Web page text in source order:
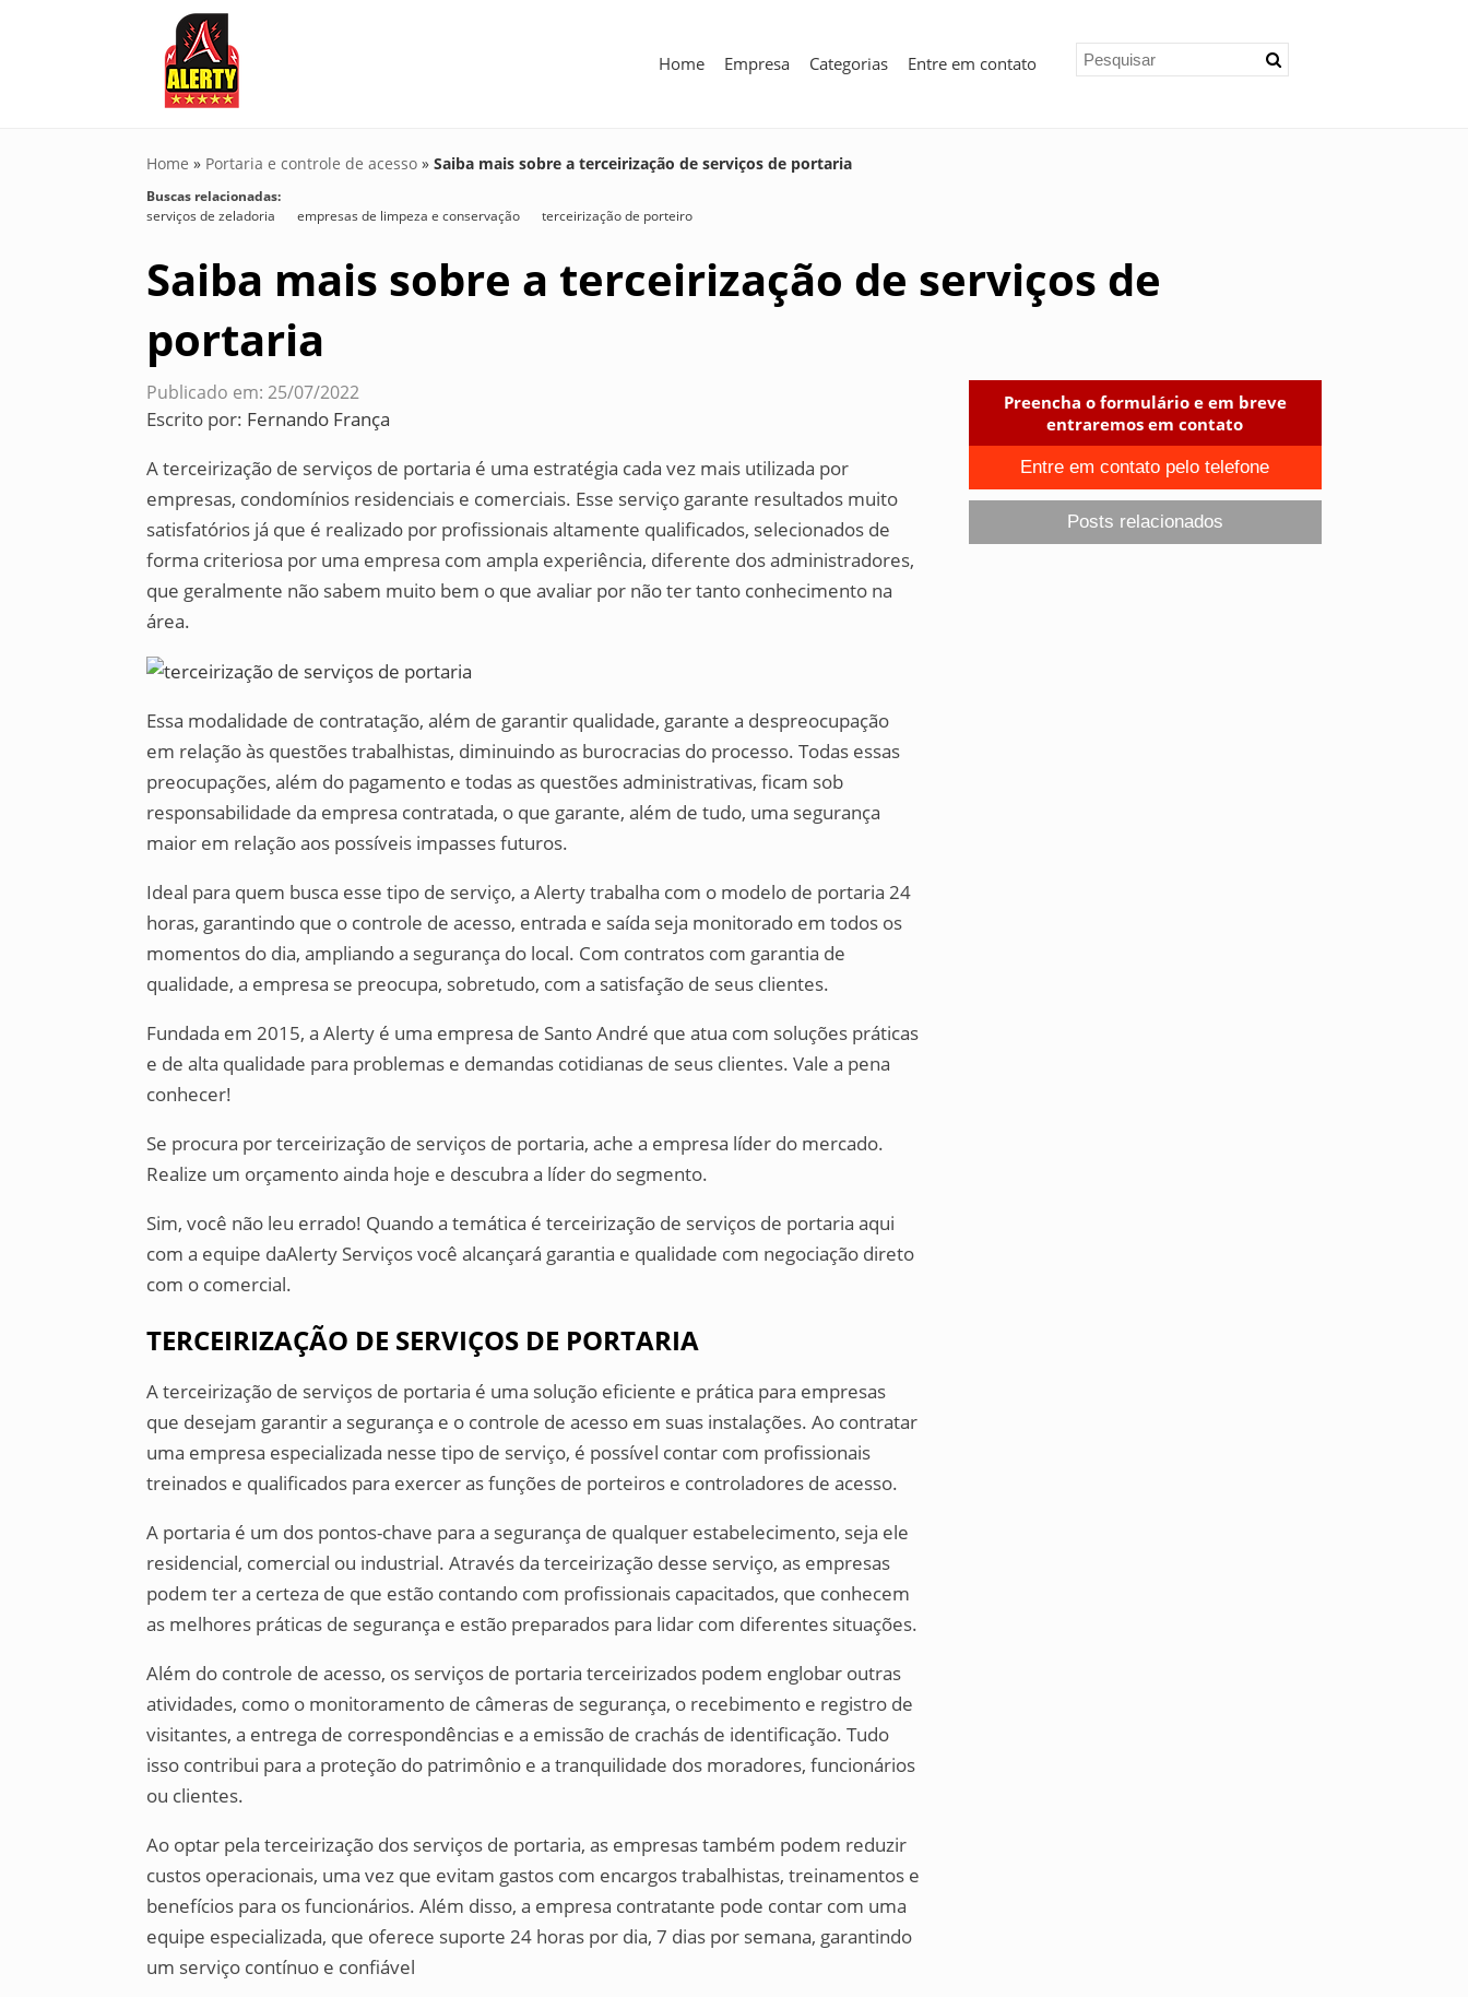
Home Empresa Categorias Entre em contato
Home » Portaria e controle de acesso »Saiba mais sobre a terceirização de serviços de portaria
Buscas relacionadas:
serviços de zeladoria
empresas de limpeza e conservação terceirização de porteiro
Saiba mais sobre a terceirização de serviços de
portaria
Publicado em: 25/07/2022
Escrito por: Fernando França
A terceirização de serviços de portaria é uma estratégia cada vez mais utilizada por
empresas, condomínios residenciais e comerciais. Esse serviço garante resultados muito
satisfatórios já que é realizado por profissionais altamente qualificados, selecionados de
forma criteriosa por uma empresa com ampla experiência, diferente dos administradores,
que geralmente não sabem muito bem o que avaliar por não ter tanto conhecimento na
área.
Essa modalidade de contratação, além de garantir qualidade, garante a despreocupação
em relação às questões trabalhistas, diminuindo as burocracias do processo. Todas essas
preocupações, além do pagamento e todas as questões administrativas, ficam sob
responsabilidade da empresa contratada, o que garante, além de tudo, uma segurança
maior em relação aos possíveis impasses futuros.
Ideal para quem busca esse tipo de serviço, a Alerty trabalha com o modelo de portaria 24
horas, garantindo que o controle de acesso, entrada e saída seja monitorado em todos os
momentos do dia, ampliando a segurança do local. Com contratos com garantia de
qualidade, a empresa se preocupa, sobretudo, com a satisfação de seus clientes.
Fundada em 2015, a Alerty é uma empresa de Santo André que atua com soluções práticas
e de alta qualidade para problemas e demandas cotidianas de seus clientes. Vale a pena
conhecer!
Se procura por terceirização de serviços de portaria, ache a empresa líder do mercado.
Realize um orçamento ainda hoje e descubra a líder do segmento.
Sim, você não leu errado! Quando a temática é terceirização de serviços de portaria aqui
com a equipe daAlerty Serviços você alcançará garantia e qualidade com negociação direto
com o comercial.
TERCEIRIZAÇÃO DE SERVIÇOS DE PORTARIA
A terceirização de serviços de portaria é uma solução eficiente e prática para empresas
que desejam garantir a segurança e o controle de acesso em suas instalações. Ao contratar
uma empresa especializada nesse tipo de serviço, é possível contar com profissionais
treinados e qualificados para exercer as funções de porteiros e controladores de acesso.
A portaria é um dos pontos-chave para a segurança de qualquer estabelecimento, seja ele
residencial, comercial ou industrial. Através da terceirização desse serviço, as empresas
podem ter a certeza de que estão contando com profissionais capacitados, que conhecem
as melhores práticas de segurança e estão preparados para lidar com diferentes situações.
Além do controle de acesso, os serviços de portaria terceirizados podem englobar outras
atividades, como o monitoramento de câmeras de segurança, o recebimento e registro de
visitantes, a entrega de correspondências e a emissão de crachás de identificação. Tudo
isso contribui para a proteção do patrimônio e a tranquilidade dos moradores, funcionários
ou clientes.
Ao optar pela terceirização dos serviços de portaria, as empresas também podem reduzir
custos operacionais, uma vez que evitam gastos com encargos trabalhistas, treinamentos e
benefícios para os funcionários. Além disso, a empresa contratante pode contar com uma
equipe especializada, que oferece suporte 24 horas por dia, 7 dias por semana, garantindo
um serviço contínuo e confiável
Preencha o formulário e em breve
entraremos em contato
Entre em contato pelo telefone
Posts relacionados